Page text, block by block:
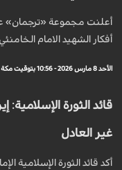
أعلنت مجموعة «ترجمان»
أفكار الشهيد الامام
الأحد 8 مارس 2026 - 10:56 بتوقيت مكة
قائد الثورة الإسلامية:
غير العادل
أكد قائد الثورة الإسلامية